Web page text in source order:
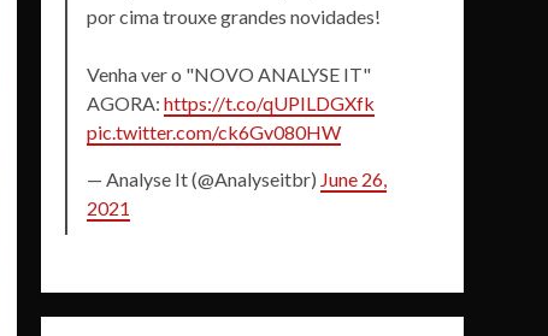
por cima trouxe grandes novidades!
Venha ver o "NOVO ANALYSE IT"
AGORA:https://t.co/qUPILDGXfk
pic.twitter.com/ck6Gv080HW
— Analyse It (@Analyseitbr) June 26,
2021